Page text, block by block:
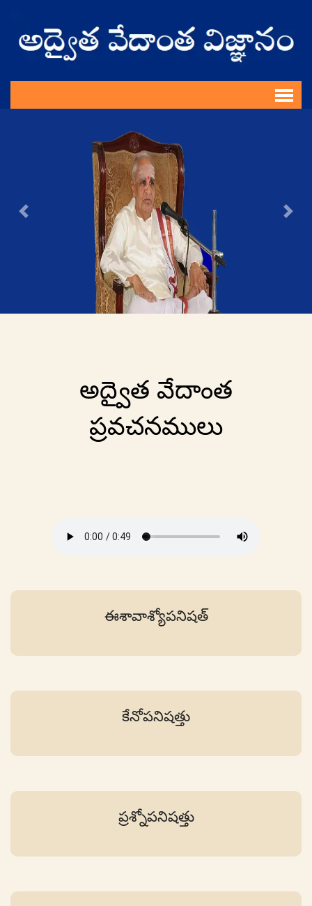
Previous
అద్వైత వేదాంత
ప్రవచనములు
ఈశావాశ్యోపనిషత్
కేనోపనిషత్తు
ప్రశ్నోపనిషత్తు